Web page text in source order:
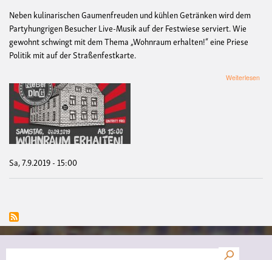
Neben kulinarischen Gaumenfreuden und kühlen Getränken wird dem
Partyhungrigen Besucher Live-Musik auf der Festwiese serviert. Wie
gewohnt schwingt mit dem Thema „Wohnraum erhalten!“ eine Priese
Politik mit auf der Straßenfestkarte.
Weiterlesen
Sa, 7.9.2019 - 15:00
Suche